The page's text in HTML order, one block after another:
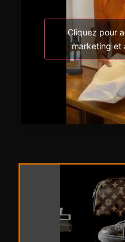
Cliquez pour
marketing et